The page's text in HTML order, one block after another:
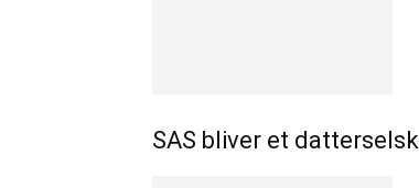
SAS bliver et